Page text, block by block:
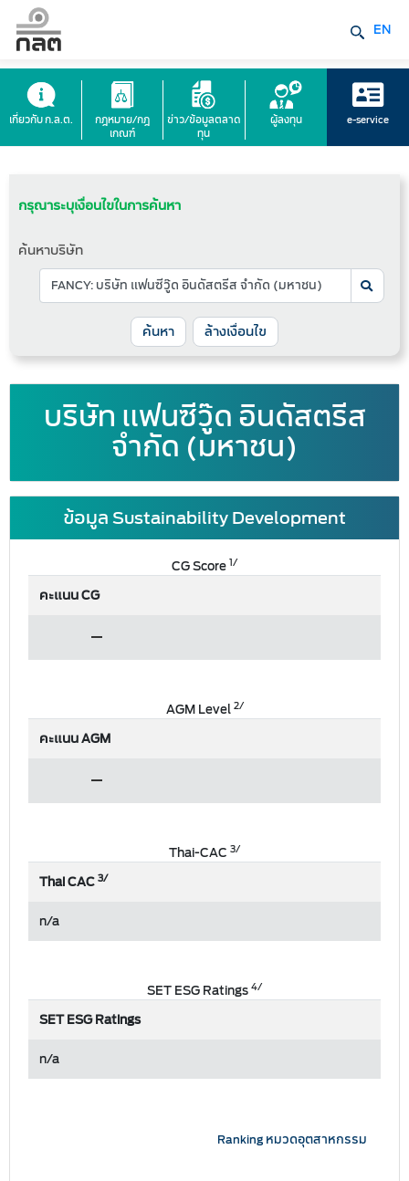
EN
เกี่ยวกับ ก.ล.ต.
กฎหมาย/กฎ
เกณฑ์
ข่าว/ข้อมูลตลาด
ทุน
ผู้ลงทุน e-service
กรุณาระบุเงื่อนไขในการค้นหา
ค้นหาบริษัท
ล้างเงื่อนไข
บริษัท แฟนซีวู๊ด อินดัสตรีส
จำกัด (มหาชน)
ข้อมูล Sustainability Development
CG Score1/
คะแนน CG
AGM Level2/
คะแนน AGM
Thai-CAC 3/
Thai CAC3/
n/a
SET ESG Ratings4/
SET ESG Ratings
n/a
Ranking หมวดอุตสาหกรรม